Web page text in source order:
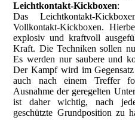
Leichtkontakt-Kickboxen:
Das Leichtkontakt-
Vollkontakt-Kickboxen.
explosiv und kraftvoll
Kraft. Die Techniken sollen
Es werden nur saubere und
Der Kampf wird im
auch nach einem Treffer
Ausnahme der geregelten
ist daher wichtig, nach
geschützte Grundposition zu